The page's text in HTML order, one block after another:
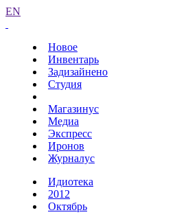
EN
Новое
Инвентарь
Задизайнено
Студия
Магазинус
Медиа
Экспресс
Иронов
Журналус
Идиотека
2012
Октябрь